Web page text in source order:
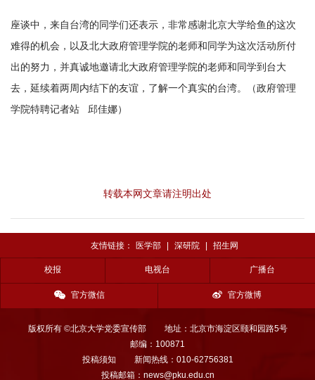
座谈中，来自台湾的同学们还表示，非常感谢北京大学给鱼的这次
难得的机会，以及北大政府管理学院的老师和同学为这次活动所付
出的努力，并真诚地邀请北大政府管理学院的老师和同学到台大
去，延续着两周内结下的友谊，了解一个真实的台湾。（政府管理
学院特聘记者站 邱佳娜）
转载本网文章请注明出处
友情链接： 医学部 深研院 招生网
校报 电视台 广播台
官方微信 官方微博
版权所有 ©北京大学党委宣传部
地址：北京市海淀区颐和园路5号
邮编：100871
投稿须知
新闻热线：010-62756381
投稿邮箱：news@pku.edu.cn